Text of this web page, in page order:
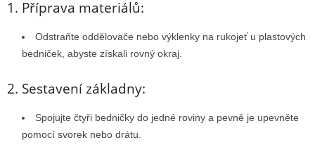
1. Příprava materiálů:
Odstraňte oddělovače nebo výklenky na rukojeť u plastových
bedniček, abyste získali rovný okraj.
2. Sestavení základny:
Spojujte čtyři bedničky do jedné roviny a pevně je upevněte
pomocí svorek nebo drátu.